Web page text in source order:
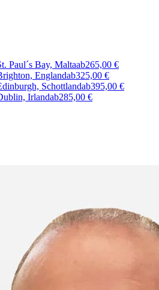
Paul´s Bay, Maltaab265,00 €
Englandab325,00 €
Schottlandab395,00 €
Irlandab285,00 €